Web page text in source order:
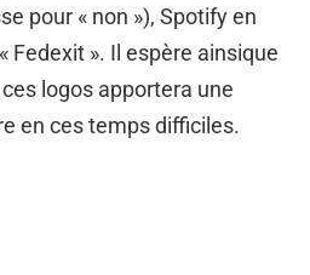
pour « non »), Spotify en
Fedexit ». Il espère ainsique
logos apportera une
en ces temps difficiles.